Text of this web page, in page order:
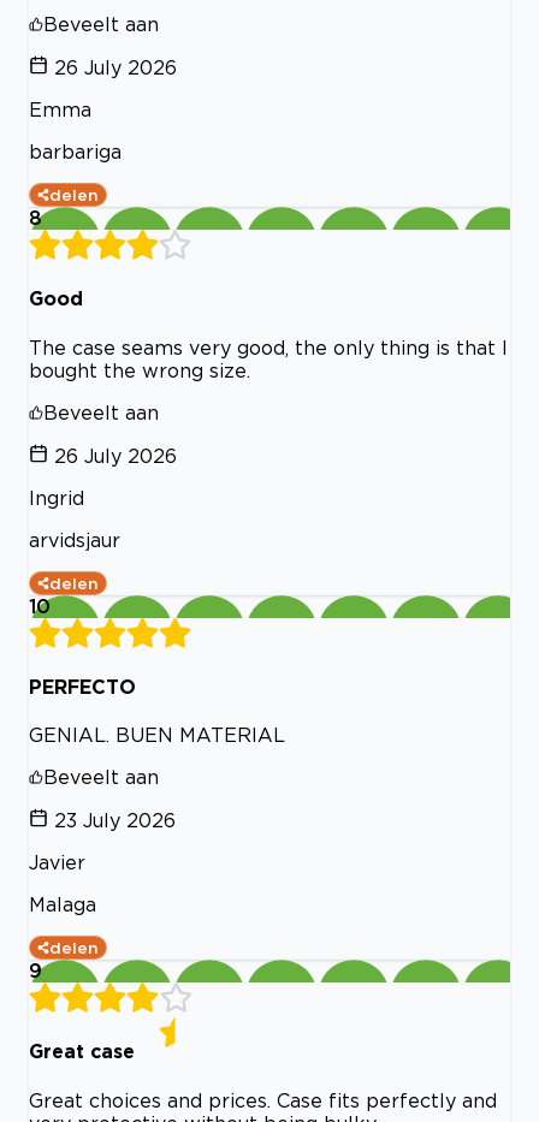
Beveelt aan
26 July 2026
Emma
barbariga
delen
8
Good
The case seams very good, the only thing is that I
bought the wrong size.
Beveelt aan
26 July 2026
Ingrid
arvidsjaur
delen
10
PERFECTO
GENIAL. BUEN MATERIAL
Beveelt aan
23 July 2026
Javier
Malaga
delen
9
Great case
Great choices and prices. Case fits perfectly and